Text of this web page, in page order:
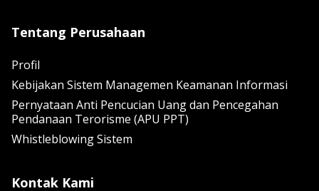
Tentang Perusahaan
Profil
Kebijakan Sistem Managemen Keamanan Informasi
Pernyataan Anti Pencucian Uang dan Pencegahan
Pendanaan Terorisme (APU PPT)
Whistleblowing Sistem
Kontak Kami